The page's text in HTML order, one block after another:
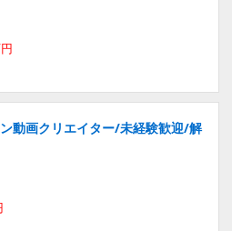
動画クリエイター/未経験歓迎/解